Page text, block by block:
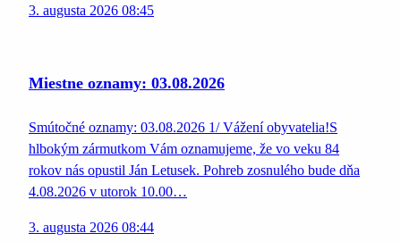
3. augusta 2026 08:45
Miestne oznamy: 03.08.2026
Smútočné oznamy: 03.08.2026 1/ Vážení obyvatelia!S
hlbokým zármutkom Vám oznamujeme, že vo veku 84
rokov nás opustil Ján Letusek. Pohreb zosnulého bude dňa
4.08.2026 v utorok 10.00…
3. augusta 2026 08:44